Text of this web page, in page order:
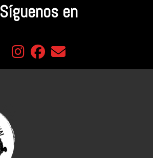
Síguenos en
fab fa-instagram
fab fa-facebook
fas fa-envelope